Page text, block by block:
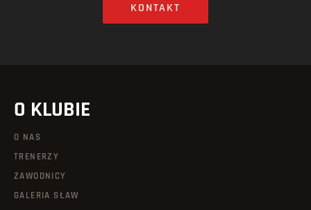
KONTAKT
O KLUBIE
O NAS
TRENERZY
ZAWODNICY
GALERIA SŁAW